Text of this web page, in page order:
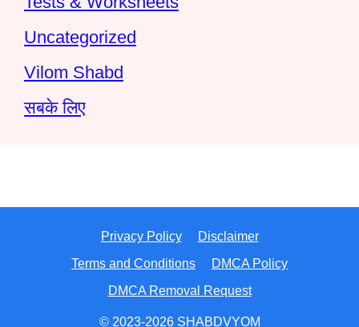
Uncategorized
Vilom Shabd
सबके लिए
Privacy Policy
Disclaimer
Terms and Conditions
DMCA Policy
DMCA Removal Request
© 2023-2026 SHABDVYOM